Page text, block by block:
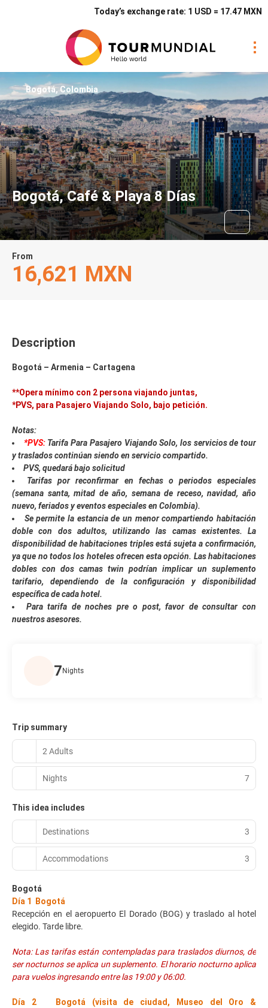
Today’s exchange rate: 1 USD = 17.47 MXN
Bogotá, Café & Playa 8 Días
Bogotá, Colombia
From
16,621 MXN
Description
Bogotá – Armenia – Cartagena
**Opera mínimo con 2 persona viajando juntas,
*PVS, para Pasajero Viajando Solo, bajo petición.
Notas:
*PVS: Tarifa Para Pasajero Viajando Solo, los servicios de tour
y traslados continúan siendo en servicio compartido.
PVS, quedará bajo solicitud
Tarifas por reconfirmar en fechas o periodos especiales
(semana santa, mitad de año, semana de receso, navidad, año
nuevo, feriados y eventos especiales en Colombia).
Se permite la estancia de un menor compartiendo habitación
doble con dos adultos, utilizando las camas existentes. La
disponibilidad de habitaciones triples está sujeta a confirmación,
ya que no todos los hoteles ofrecen esta opción. Las habitaciones
dobles con dos camas twin podrían implicar un suplemento
tarifario, dependiendo de la configuración y disponibilidad
específica de cada hotel.
Para tarifa de noches pre o post, favor de consultar con
nuestros asesores.
7 Nights
Trip summary
2 Adults
Nights 7
This idea includes
Destinations 3
Accommodations 3
Bogotá
Día 1 Bogotá
Recepción en el aeropuerto El Dorado (BOG) y traslado al hotel
elegido. Tarde libre.
Nota: Las tarifas están contempladas para traslados diurnos, de
ser nocturnos se aplica un suplemento. El horario nocturno aplica
para vuelos ingresando entre las 19:00 y 06:00.
Día 2 Bogotá (visita de ciudad, Museo del Oro &